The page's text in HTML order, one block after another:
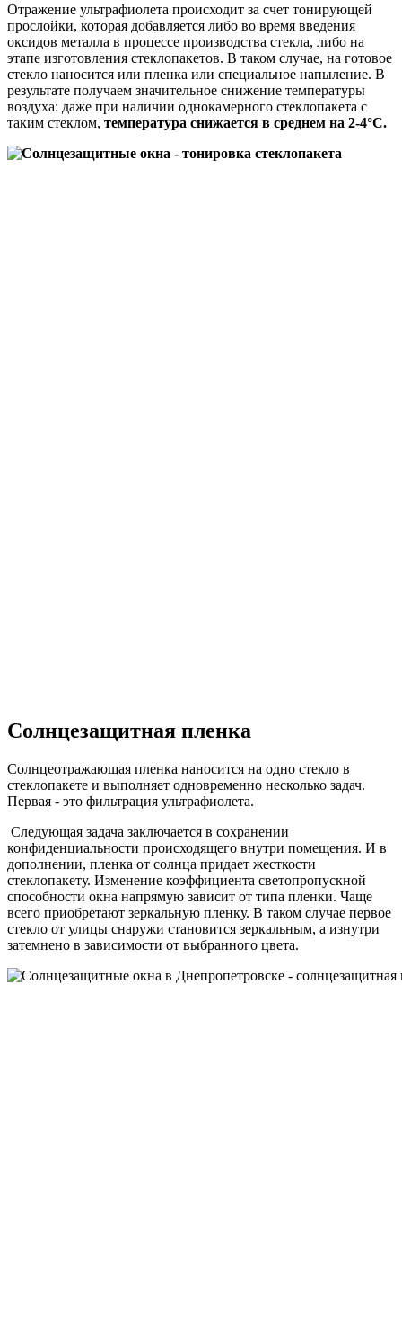
Отражение ультрафиолета происходит за счет тонирующей
прослойки, которая добавляется либо во время введения
оксидов металла в процессе производства стекла, либо на
этапе изготовления стеклопакетов. В таком случае, на готовое
стекло наносится или пленка или специальное напыление. В
результате получаем значительное снижение температуры
воздуха: даже при наличии однокамерного стеклопакета с
таким стеклом, температура снижается в среднем на 2-4°С.
Солнцезащитная пленка
Солнцеотражающая пленка наносится на одно стекло в
стеклопакете и выполняет одновременно несколько задач.
Первая - это фильтрация ультрафиолета.
Следующая задача заключается в сохранении
конфиденциальности происходящего внутри помещения. И в
дополнении, пленка от солнца придает жесткости
стеклопакету. Изменение коэффициента светопропускной
способности окна напрямую зависит от типа пленки. Чаще
всего приобретают зеркальную пленку. В таком случае первое
стекло от улицы снаружи становится зеркальным, а изнутри
затемнено в зависимости от выбранного цвета.